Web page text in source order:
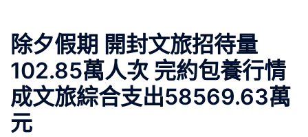
除夕假期 開封文旅招待量
102.85萬人次 完約包養行情
成文旅綜合支出58569.63萬
元